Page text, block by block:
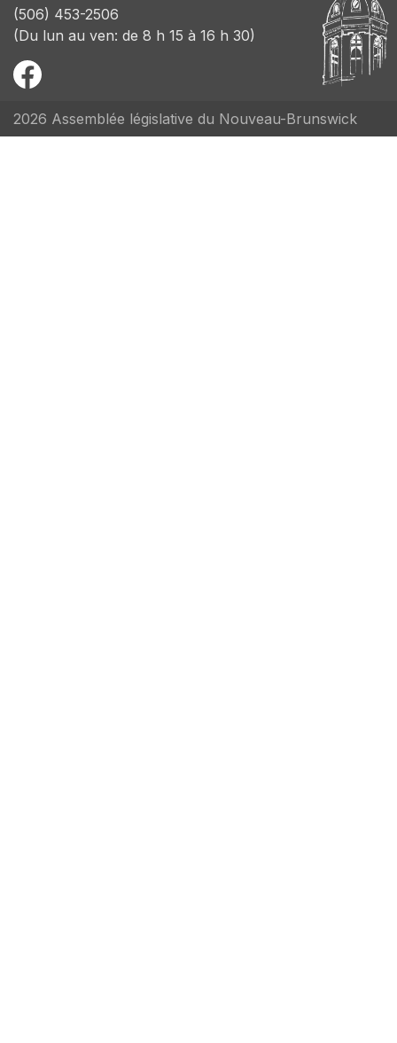
(506) 453-2506
(Du lun au ven: de 8 h 15 à 16 h 30)
2026 Assemblée législative du Nouveau-Brunswick